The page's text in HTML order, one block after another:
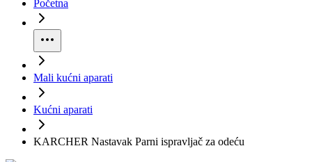
Početna
Mali kućni aparati
Kućni aparati
KARCHER Nastavak Parni ispravljač za odeću